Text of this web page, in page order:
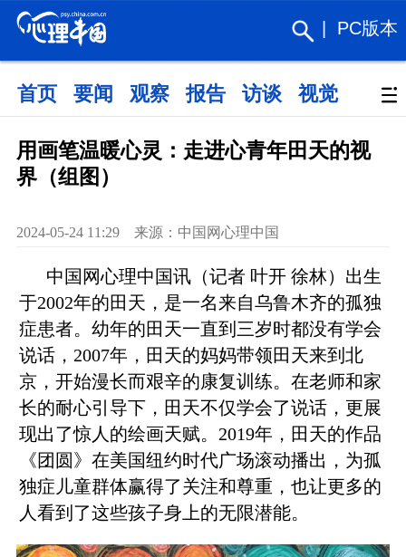
PC版本
首页 要闻 观察 报告 访谈 视觉 政策
用画笔温暖心灵：走进心青年田天的视
界（组图）
2024-05-24 11:29 来源：中国网心理中国​
中国网心理中国讯（记者 叶开 徐林）出生
于2002年的田天，是一名来自乌鲁木齐的孤独
症患者。幼年的田天一直到三岁时都没有学会
说话，2007年，田天的妈妈带领田天来到北
京，开始漫长而艰辛的康复训练。在老师和家
长的耐心引导下，田天不仅学会了说话，更展
现出了惊人的绘画天赋。2019年，田天的作品
《团圆》在美国纽约时代广场滚动播出，为孤
独症儿童群体赢得了关注和尊重，也让更多的
人看到了这些孩子身上的无限潜能。